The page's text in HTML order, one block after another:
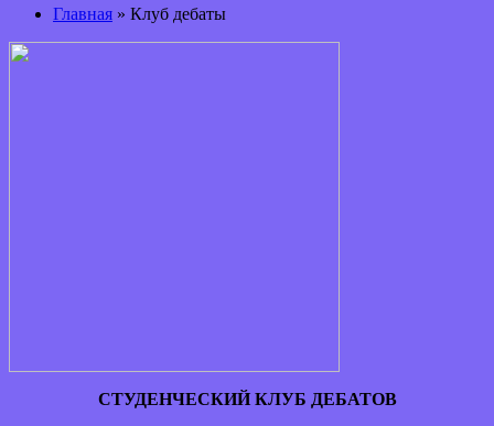
Главная » Клуб дебаты
СТУДЕНЧЕСКИЙ КЛУБ ДЕБАТОВ